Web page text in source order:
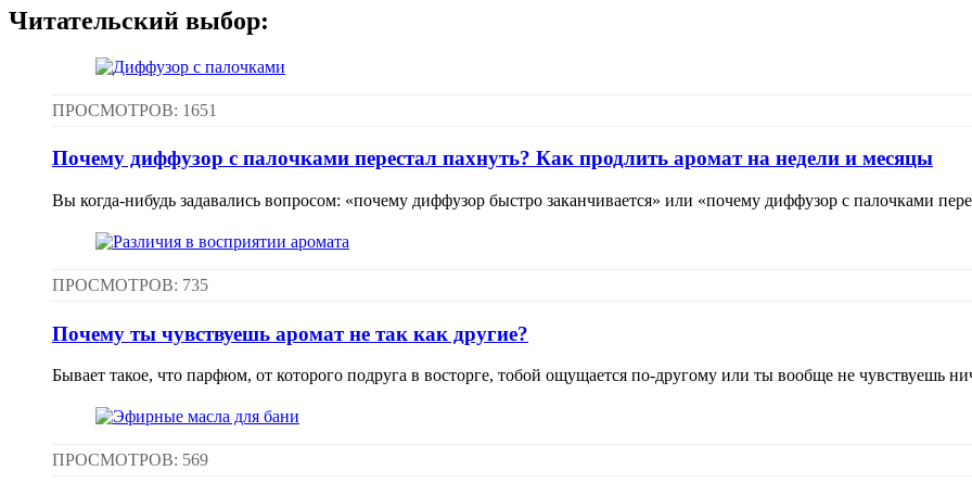
Читательский выбор:
ПРОСМОТРОВ: 1651
Почему диффузор с палочками перестал пахнуть? Как продлить аромат на недели и месяцы
Вы когда-нибудь задавались вопросом: «почему диффузор быстро заканчивается» или «почему диффузор с палочками
ПРОСМОТРОВ: 735
Почему ты чувствуешь аромат не так как другие?
Бывает такое, что парфюм, от которого подруга в восторге, тобой ощущается по-другому или ты вообще не чувствуешь
ПРОСМОТРОВ: 569